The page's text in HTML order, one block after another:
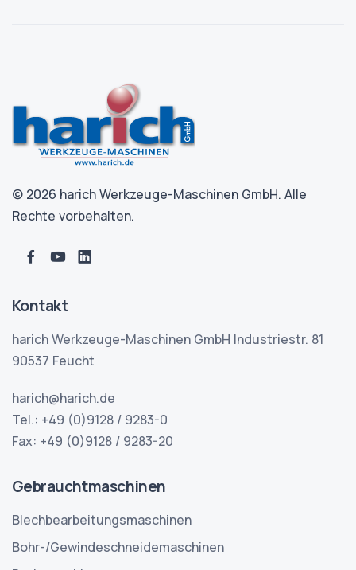
© 2026 harich Werkzeuge-Maschinen GmbH. Alle
Rechte vorbehalten.
Kontakt
harich Werkzeuge-Maschinen GmbH Industriestr. 81
90537 Feucht
harich@harich.de
Tel.: +49 (0)9128 / 9283-0
Fax: +49 (0)9128 / 9283-20
Gebrauchtmaschinen
Blechbearbeitungsmaschinen
Bohr-/Gewindeschneidemaschinen